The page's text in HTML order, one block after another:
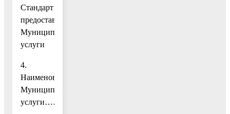
Стандарт
предоставления
Муниципальной
услуги
4.
Наименование
Муниципальной